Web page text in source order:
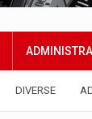
DIVERSE